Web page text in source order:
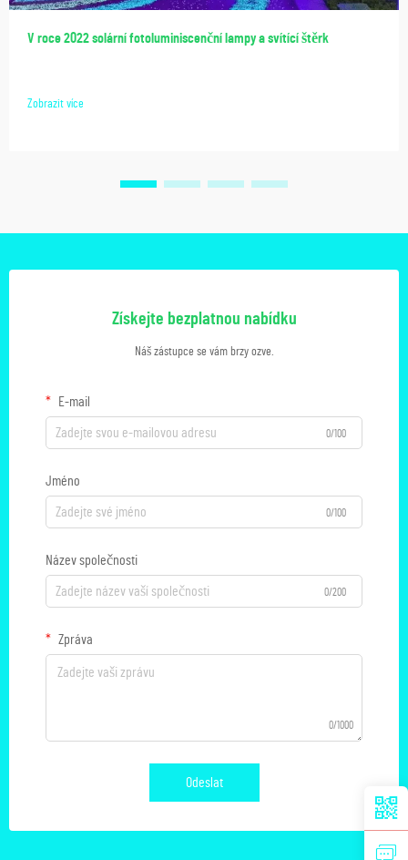
V roce 2022 solární fotoluminiscenční lampy a svítící štěrk
Zobrazit více
Získejte bezplatnou nabídku
Náš zástupce se vám brzy ozve.
E-mail
0/100
Jméno
0/100
Název společnosti
0/200
Zpráva
0/1000
Odeslat